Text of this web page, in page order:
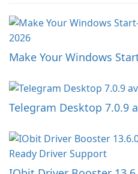
Make Your Windows
Telegram Desktop 7.0.9